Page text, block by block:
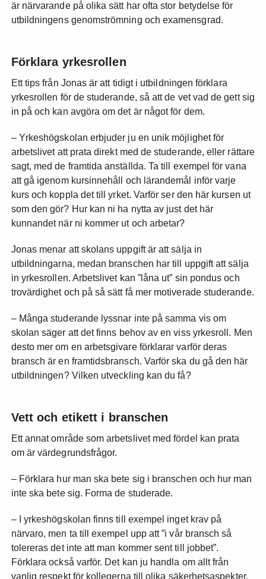
är närvarande på olika sätt har ofta stor betydelse för
utbildningens genomströmning och examensgrad.
Förklara yrkesrollen
Ett tips från Jonas är att tidigt i utbildningen förklara
yrkesrollen för de studerande, så att de vet vad de gett sig
in på och kan avgöra om det är något för dem.
– Yrkeshögskolan erbjuder ju en unik möjlighet för
arbetslivet att prata direkt med de studerande, eller rättare
sagt, med de framtida anställda. Ta till exempel för vana
att gå igenom kursinnehåll och lärandemål inför varje
kurs och koppla det till yrket. Varför ser den här kursen ut
som den gör? Hur kan ni ha nytta av just det här
kunnandet när ni kommer ut och arbetar?
Jonas menar att skolans uppgift är att sälja in
utbildningarna, medan branschen har till uppgift att sälja
in yrkesrollen. Arbetslivet kan ”låna ut” sin pondus och
trovärdighet och på så sätt få mer motiverade studerande.
– Många studerande lyssnar inte på samma vis om
skolan säger att det finns behov av en viss yrkesroll. Men
desto mer om en arbetsgivare förklarar varför deras
bransch är en framtidsbransch. Varför ska du gå den här
utbildningen? Vilken utveckling kan du få?
Vett och etikett i branschen
Ett annat område som arbetslivet med fördel kan prata
om är värdegrundsfrågor.
– Förklara hur man ska bete sig i branschen och hur man
inte ska bete sig. Forma de studerade.
– I yrkeshögskolan finns till exempel inget krav på
närvaro, men ta till exempel upp att ”i vår bransch så
tolereras det inte att man kommer sent till jobbet”.
Förklara också varför. Det kan ju handla om allt från
vanlig respekt för kollegerna till olika säkerhetsaspekter.